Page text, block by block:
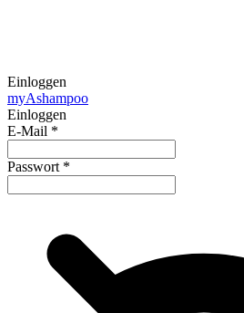
Einloggen
myAshampoo
Einloggen
E-Mail *
Passwort *